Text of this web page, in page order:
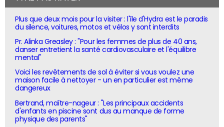
Plus que deux mois pour la visiter : l'île d'Hydra est le paradis
du silence, voitures, motos et vélos y sont interdits
Pr. Alinka Greasley : "Pour les femmes de plus de 40 ans,
danser entretient la santé cardiovasculaire et l'équilibre
mental"
Voici les revêtements de sol à éviter si vous voulez une
maison facile à nettoyer - un en particulier est même
dangereux
Bertrand, maître-nageur : "Les principaux accidents
d'enfants en piscine sont dus au manque de forme
physique des parents"